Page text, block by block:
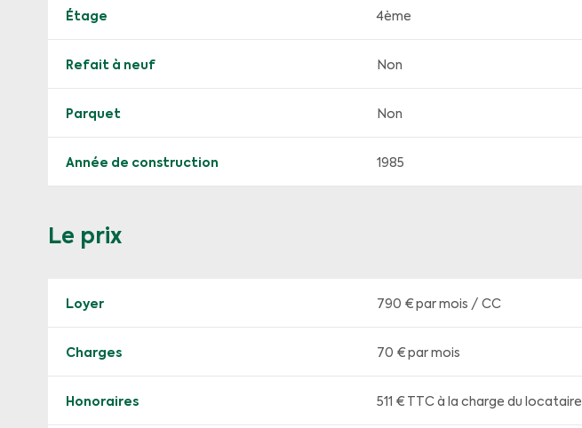
Étage 4ème
Refait à neuf Non
Parquet Non
Année de construction 1985
Le prix
Loyer 790 € par mois / CC
Charges 70 € par mois
Honoraires 511 € TTC à la charge du locataire